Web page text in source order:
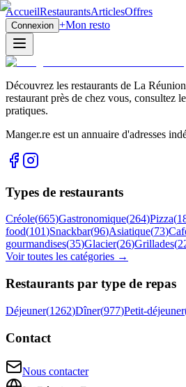
AccueilRestaurantsArticlesOffres
Connexion +Mon resto
Découvrez les restaurants de La
restaurant près de chez vous, consultez
pratiques.
Manger.re est un annuaire d'adresses
Types de restaurants
Créole(665)Gastronomique(264)Pizza(
food(101)Snackbar(96)Asiatique(73)
gourmandises(35)Glacier(26)Grillades(
Voir toutes les catégories →
Restaurants par type de repas
Déjeuner(1262)Dîner(977)Petit-déjeuner
Contact
Nous contacter